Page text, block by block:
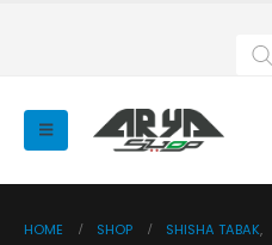
search
HOME SHOP SHISHA TABAK,